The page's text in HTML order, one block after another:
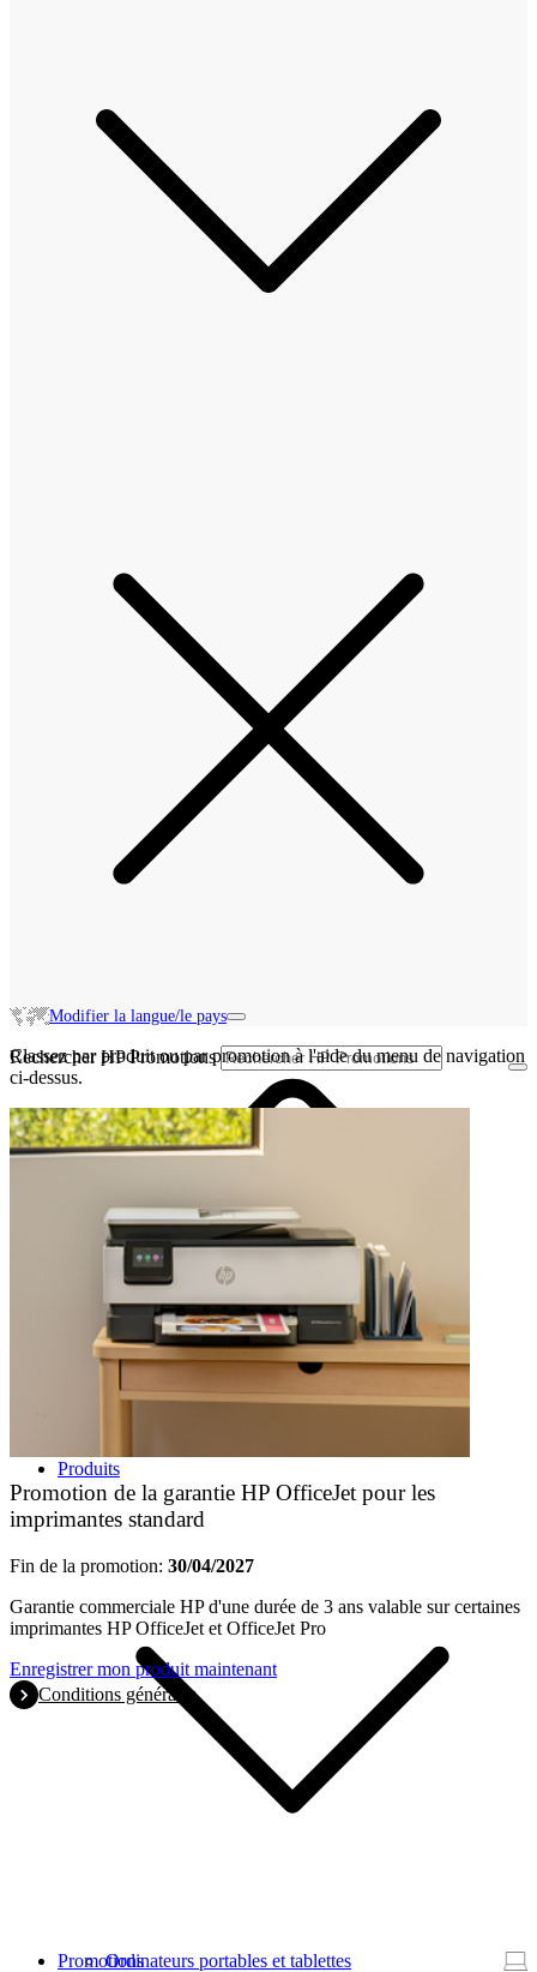
Produits
Ordinateurs portables et tablettes
Promotions
Modifier la langue/le pays
Rechercher HP Promotions
Classez par produit ou par promotion à l'aide du menu de navigation
ci-dessus.
Promotion de la garantie HP OfficeJet pour les
imprimantes standard
Fin de la promotion: 30/04/2027
Garantie commerciale HP d'une durée de 3 ans valable sur certaines
imprimantes HP OfficeJet et OfficeJet Pro
Enregistrer mon produit maintenant
Conditions générales